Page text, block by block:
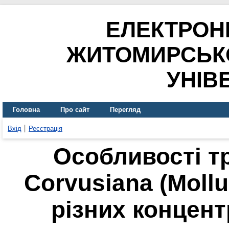
Головна Про сайт Перегляд
Вхід Реєстрація
Особливості
Corvusiana
різних